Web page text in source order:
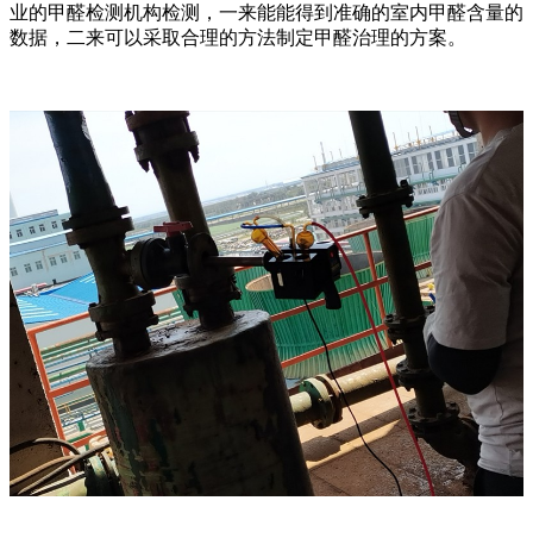
业的甲醛检测机构检测，一来能能得到准确的室内甲醛含量的
数据，二来可以采取合理的方法制定甲醛治理的方案。